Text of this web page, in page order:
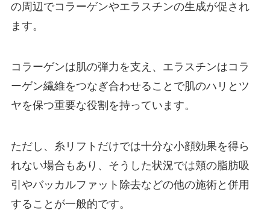
の周辺でコラーゲンやエラスチンの生成が促され
ます。
コラーゲンは肌の弾力を支え、エラスチンはコラ
ーゲン繊維をつなぎ合わせることで肌のハリとツ
ヤを保つ重要な役割を持っています。
ただし、糸リフトだけでは十分な小顔効果を得ら
れない場合もあり、そうした状況では頬の脂肪吸
引やバッカルファット除去などの他の施術と併用
することが一般的です。